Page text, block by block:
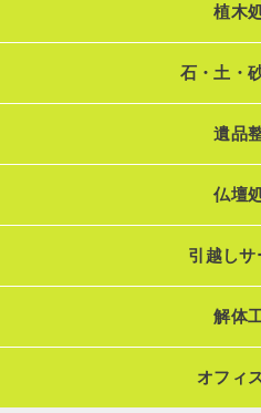
植木
石・土・
遺品
仏壇
引越しサ
解体
オフィ